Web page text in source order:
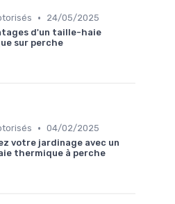
•
24/05/2025
d'un taille-haie
sur perche
• 04/02/2025
votre jardinage avec un
thermique à perche